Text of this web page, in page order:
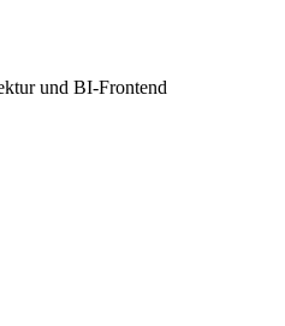
und BI-Frontend